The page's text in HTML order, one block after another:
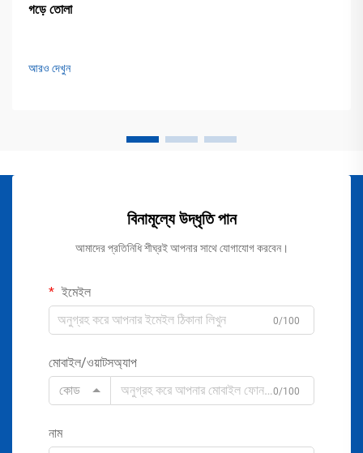
গড়ে তোলা
আরও দেখুন
বিনামূল্যে উদ্ধৃতি পান
আমাদের প্রতিনিধি শীঘ্রই আপনার সাথে যোগাযোগ করবেন।
ইমেইল
0/100
মোবাইল/ওয়াটসঅ্যাপ
কোড
0/100
নাম